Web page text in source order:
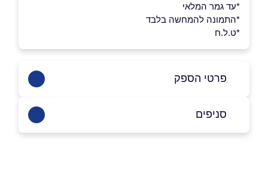
*עד גמר המלאי
*התמונה להמחשה בלבד
*ט.ל.ח
פרטי הספק
באתר בפייסבוק
סניפים